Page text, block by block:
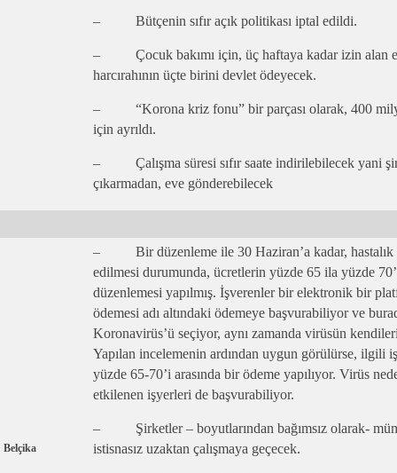
– Bütçenin sıfır açık politikası iptal edildi.
– Çocuk bakımı için, üç haftaya kadar izin alan
harcırahının üçte birini devlet ödeyecek.
– “Korona kriz fonu” bir parçası olarak, 400
için ayrıldı.
– Çalışma süresi sıfır saate indirilebilecek yani
çıkarmadan, eve gönderebilecek
Belçika
– Bir düzenleme ile 30 Haziran’a kadar, hastalık
edilmesi durumunda, ücretlerin yüzde 65 ila yüzde
düzenlemesi yapılmış. İşverenler bir elektronik bir
ödemesi adı altındaki ödemeye başvurabiliyor ve
Koronavirüs’ü seçiyor, aynı zamanda virüsün
Yapılan incelemenin ardından uygun görülürse, ilgili
yüzde 65-70’i arasında bir ödeme yapılıyor. Virüs
etkilenen işyerleri de başvurabiliyor.
– Şirketler – boyutlarından bağımsız olarak-
istisnasız uzaktan çalışmaya geçecek.